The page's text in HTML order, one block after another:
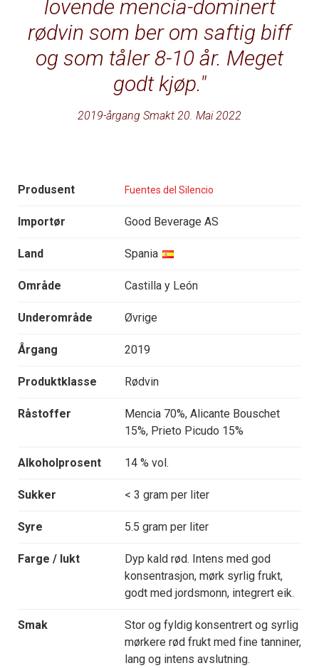
lovende mencia-dominert
rødvin som ber om saftig biff
og som tåler 8-10 år. Meget
godt kjøp.
2019-årgang Smakt 20. Mai 2022
Produsent Fuentes del Silencio
Importør Good Beverage AS
Land Spania
Område Castilla y León
Underområde Øvrige
Årgang 2019
Produktklasse Rødvin
Råstoffer
Mencia 70%, Alicante Bouschet
15%, Prieto Picudo 15%
Alkoholprosent 14 % vol.
Sukker < 3 gram per liter
Syre 5.5 gram per liter
Farge / lukt
Dyp kald rød. Intens med god
konsentrasjon, mørk syrlig frukt,
godt med jordsmonn, integrert eik.
Smak
Stor og fyldig konsentrert og syrlig
mørkere rød frukt med fine tanniner,
lang og intens avslutning.